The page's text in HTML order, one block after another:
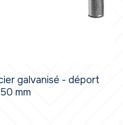
galvanisé - déport
mm